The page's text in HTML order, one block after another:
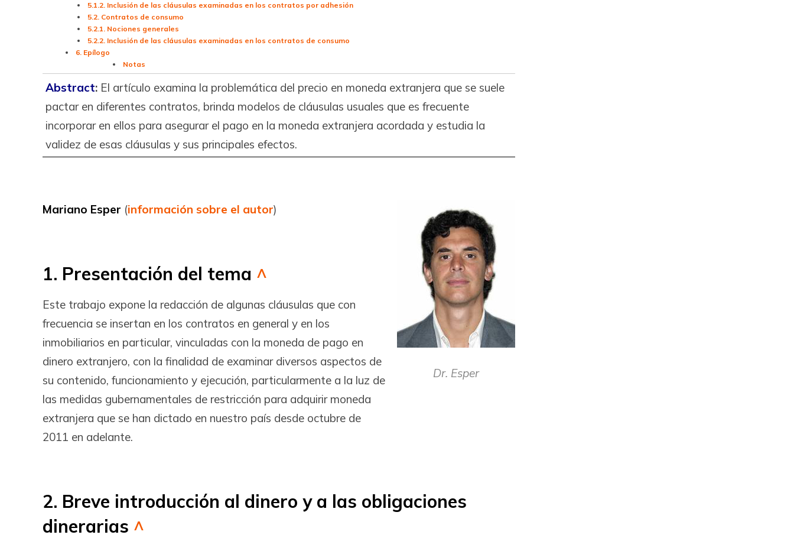
5.1.2. Inclusión de las cláusulas examinadas en los contratos por adhesión
5.2. Contratos de consumo
5.2.1. Nociones generales
5.2.2. Inclusión de las cláusulas examinadas en los contratos de consumo
6. Epílogo
Notas
Abstract: El artículo examina la problemática del precio en moneda extranjera que se suele
pactar en diferentes contratos, brinda modelos de cláusulas usuales que es frecuente
incorporar en ellos para asegurar el pago en la moneda extranjera acordada y estudia la
validez de esas cláusulas y sus principales efectos.
Dr. Esper
Mariano Esper (información sobre el autor)
1. Presentación del tema ^
Este trabajo expone la redacción de algunas cláusulas que con
frecuencia se insertan en los contratos en general y en los
inmobiliarios en particular, vinculadas con la moneda de pago en
dinero extranjero, con la finalidad de examinar diversos aspectos de
su contenido, funcionamiento y ejecución, particularmente a la luz de
las medidas gubernamentales de restricción para adquirir moneda
extranjera que se han dictado en nuestro país desde octubre de
2011 en adelante.
2. Breve introducción al dinero y a las obligaciones
dinerarias ^